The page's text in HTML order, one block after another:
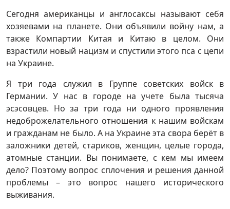
Сегодня американцы и англосаксы называют себя
хозяевами на планете. Они объявили войну нам, а
также Компартии Китая и Китаю в целом. Они
взрастили новый нацизм и спустили этого пса с цепи
на Украине.
Я три года служил в Группе советских войск в
Германии. У нас в городе на учете была тысяча
эсэсовцев. Но за три года ни одного проявления
недоброжелательного отношения к нашим войскам
и гражданам не было. А на Украине эта свора берёт в
заложники детей, стариков, женщин, целые города,
атомные станции. Вы понимаете, с кем мы имеем
дело? Поэтому вопрос сплочения и решения данной
проблемы – это вопрос нашего исторического
выживания.